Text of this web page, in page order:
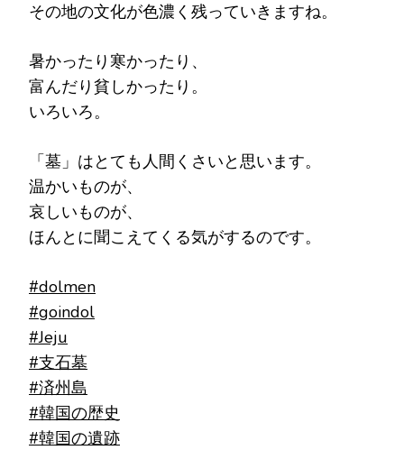
その地の文化が色濃く残っていきますね。
暑かったり寒かったり、
富んだり貧しかったり。
いろいろ。
「墓」はとても人間くさいと思います。
温かいものが、
哀しいものが、
ほんとに聞こえてくる気がするのです。
#dolmen
#goindol
#Jeju
#支石墓
#済州島
#韓国の歴史
#韓国の遺跡